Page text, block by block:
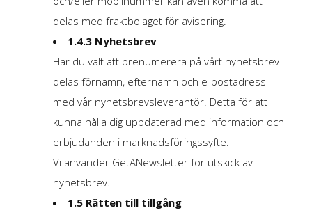
delas med fraktbolaget för avisering.
1.4.3 Nyhetsbrev
Har du valt att prenumerera på vårt nyhetsbrev
delas förnamn, efternamn och e-postadress
med vår nyhetsbrevsleverantör. Detta för att
kunna hålla dig uppdaterad med information och
erbjudanden i marknadsföringssyfte.
Vi använder GetANewsletter för utskick av
nyhetsbrev.
1.5 Rätten till tillgång